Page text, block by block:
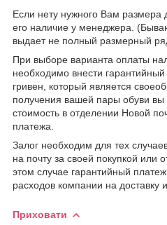
Если нету нужного Вам
его наличие у менеджера.
выдает не полный размерный
При выборе варианта оплаты
необходимо внести
гривен, который является
получения вашей пары обуви вы
стоимость в отделении Новой
платежа.
Залог необходим для тех
на почту за своей покупкой или
этом случае гарантийный
расходов компании на доставку
Приховати